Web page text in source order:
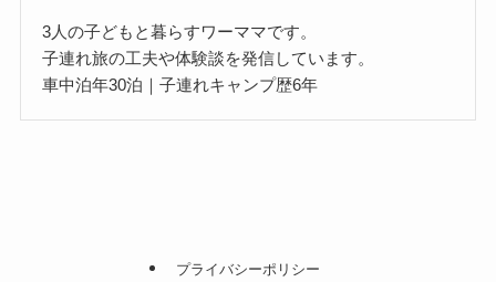
3人の子どもと暮らすワーママです。
子連れ旅の工夫や体験談を発信しています。
車中泊年30泊｜子連れキャンプ歴6年
プライバシーポリシー